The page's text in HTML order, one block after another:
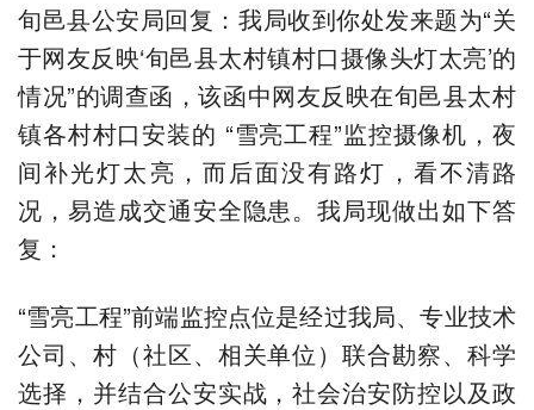
旬邑县公安局回复：我局收到你处发来题为“关
于网友反映‘旬邑县太村镇村口摄像头灯太亮’的
情况”的调查函，该函中网友反映在旬邑县太村
镇各村村口安装的 “雪亮工程”监控摄像机，夜
间补光灯太亮，而后面没有路灯，看不清路
况，易造成交通安全隐患。我局现做出如下答
复：
“雪亮工程”前端监控点位是经过我局、专业技术
公司、村（社区、相关单位）联合勘察、科学
选择，并结合公安实战，社会治安防控以及政